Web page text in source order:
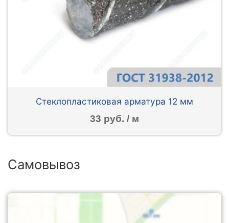
Стеклопластиковая арматура 12 мм
33 руб. / м
Самовывоз